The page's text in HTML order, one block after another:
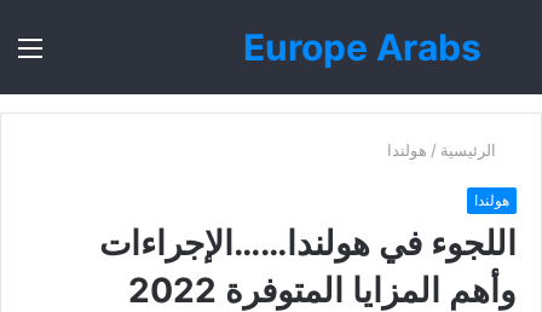
Europe Arabs
بحث
الرئيسية / هولندا
هولندا
اللجوء في هولندا……الإجراءات
وأهم المزايا المتوفرة 2022